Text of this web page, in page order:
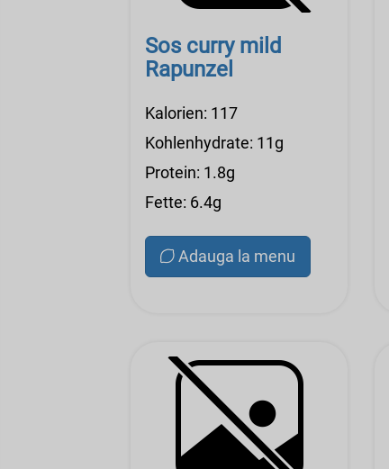
Sos curry mild
Rapunzel
Kalorien: 117
Kohlenhydrate: 11g
Protein: 1.8g
Fette: 6.4g
Adauga la menu